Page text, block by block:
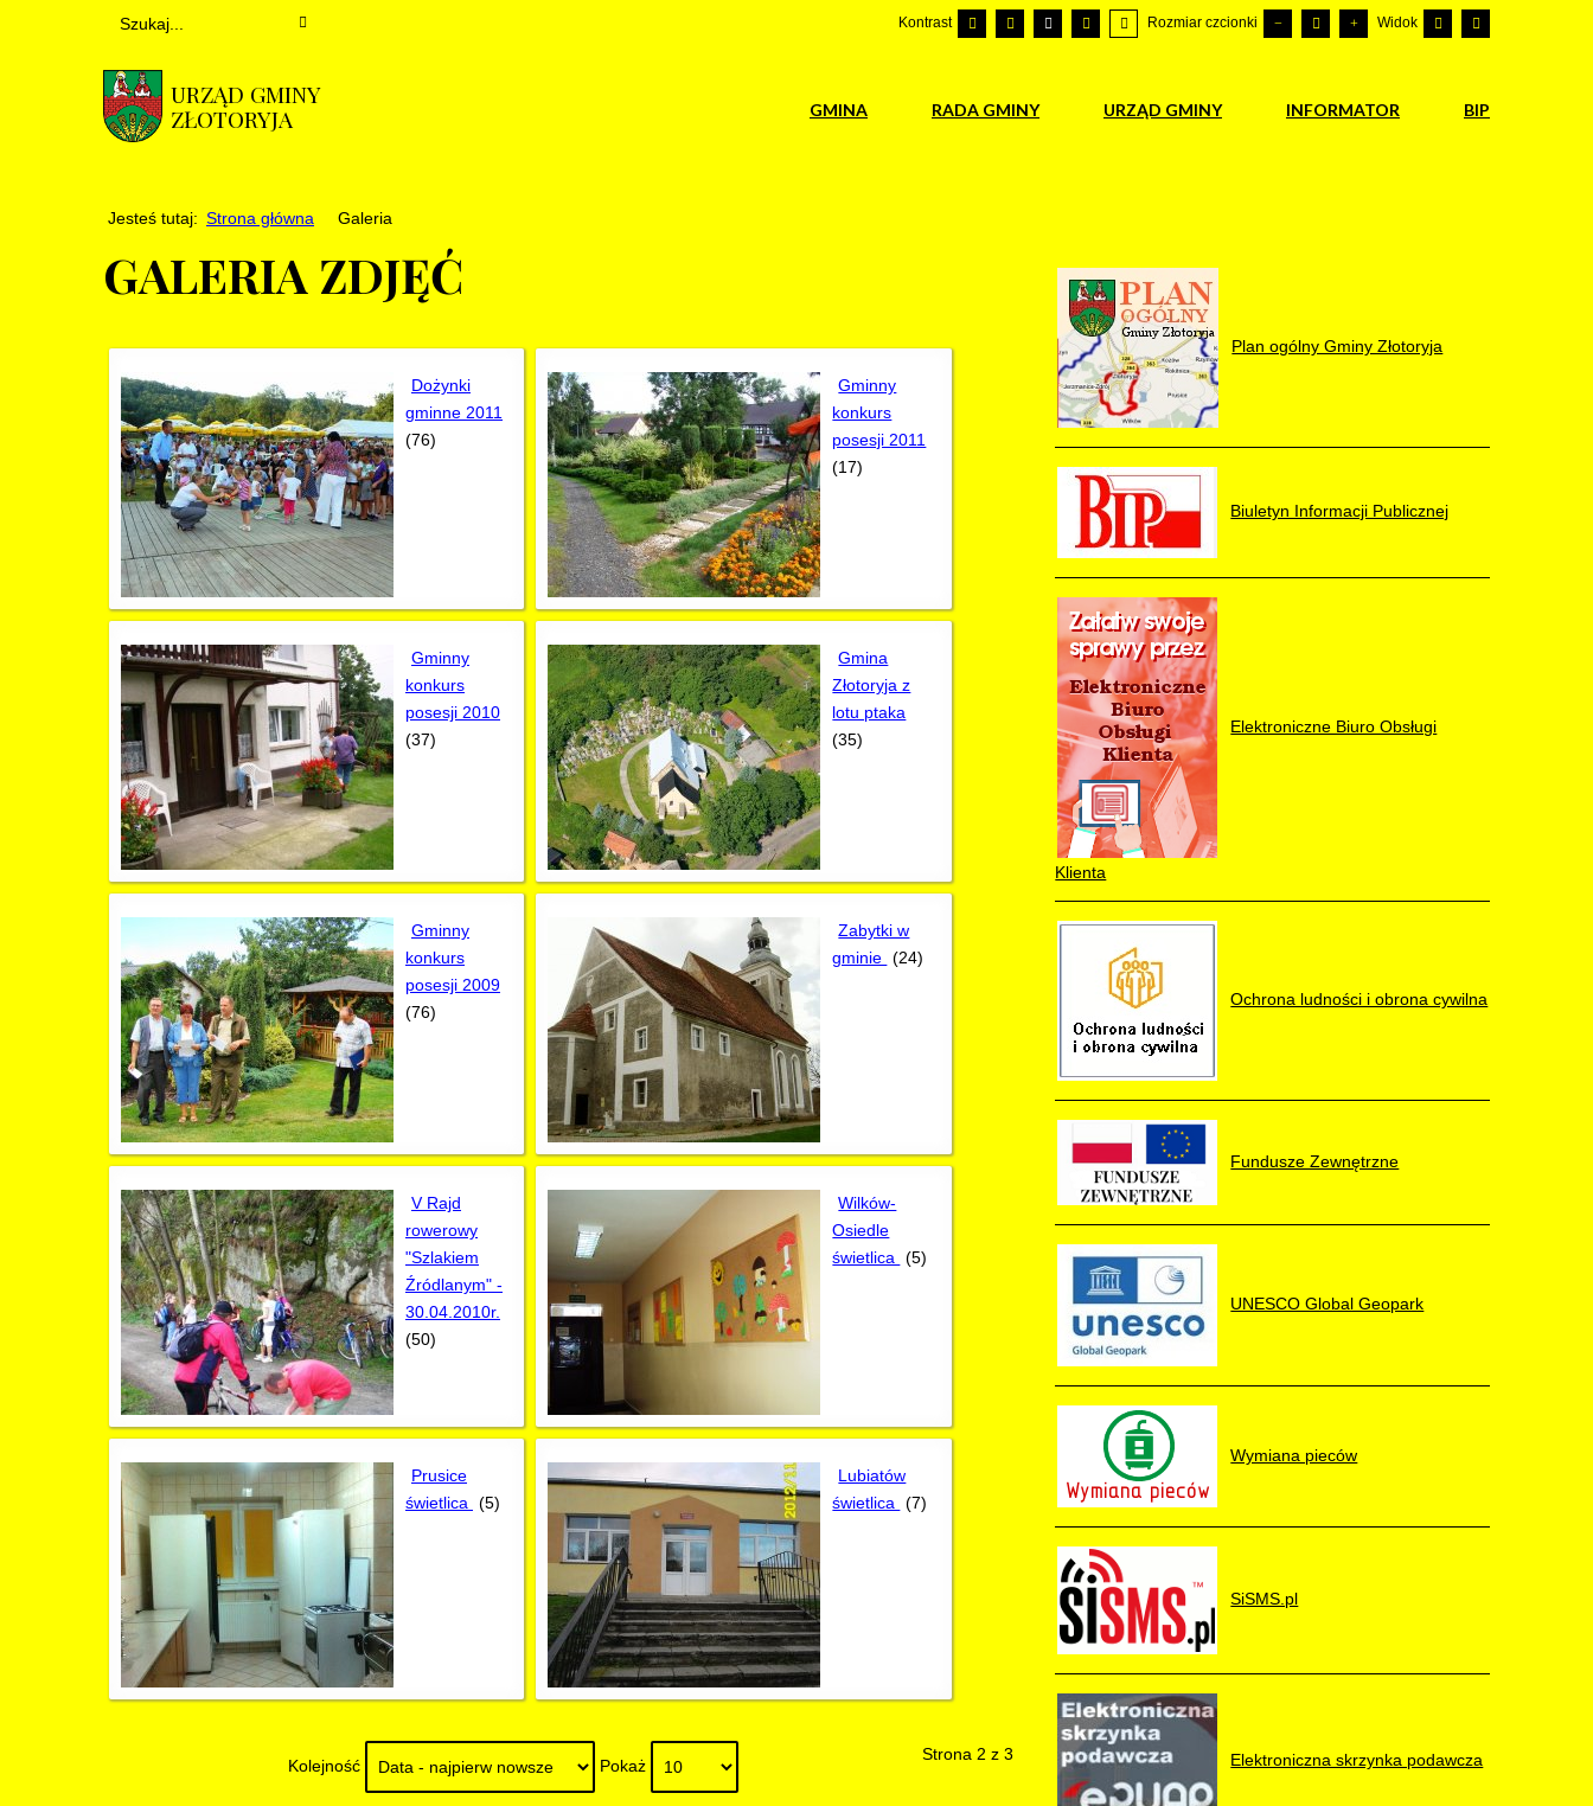
Kontrast Rozmiar czcionki Widok
URZĄD GMINY
ZŁOTORYJA
GMINA RADA GMINY URZĄD GMINY INFORMATOR BIP
Jesteś tutaj: Strona główna Galeria
GALERIA ZDJĘĆ
Dożynki
gminne 2011
(76)
Gminny
konkurs
posesji 2011
(17)
Gminny
konkurs
posesji 2010
(37)
Gmina
Złotoryja z
lotu ptaka
(35)
Gminny
konkurs
posesji 2009
(76)
Zabytki w
gminie (24)
V Rajd
rowerowy
"Szlakiem
Źródlanym" -
30.04.2010r.
(50)
Wilków-
Osiedle
świetlica
(5)
Prusice
świetlica
(5)
Lubiatów
świetlica
(7)
Kolejność Pokaż
Strona 2 z 3
Plan ogólny Gminy Złotoryja
Biuletyn Informacji Publicznej
Elektroniczne Biuro Obsługi
Klienta
Ochrona ludności i obrona cywilna
Fundusze Zewnętrzne
UNESCO Global Geopark
Wymiana pieców
SiSMS.pl
Elektroniczna skrzynka podawcza